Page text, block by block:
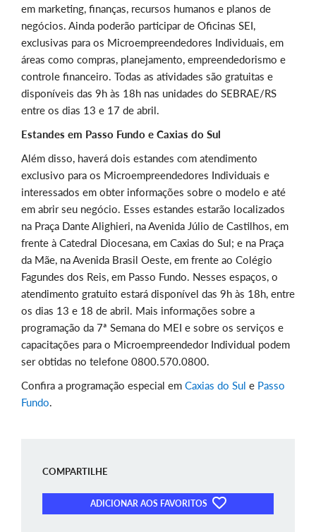
em marketing, finanças, recursos humanos e planos de
negócios. Ainda poderão participar de Oficinas SEI,
exclusivas para os Microempreendedores Individuais, em
áreas como compras, planejamento, empreendedorismo e
controle financeiro. Todas as atividades são gratuitas e
disponíveis das 9h às 18h nas unidades do SEBRAE/RS
entre os dias 13 e 17 de abril.
Estandes em Passo Fundo e Caxias do Sul
Além disso, haverá dois estandes com atendimento
exclusivo para os Microempreendedores Individuais e
interessados em obter informações sobre o modelo e até
em abrir seu negócio. Esses estandes estarão localizados
na Praça Dante Alighieri, na Avenida Júlio de Castilhos, em
frente à Catedral Diocesana, em Caxias do Sul; e na Praça
da Mãe, na Avenida Brasil Oeste, em frente ao Colégio
Fagundes dos Reis, em Passo Fundo. Nesses espaços, o
atendimento gratuito estará disponível das 9h às 18h, entre
os dias 13 e 18 de abril. Mais informações sobre a
programação da 7ª Semana do MEI e sobre os serviços e
capacitações para o Microempreendedor Individual podem
ser obtidas no telefone 0800.570.0800.
Confira a programação especial em Caxias do Sul e Passo
Fundo.
COMPARTILHE
ADICIONAR AOS FAVORITOS